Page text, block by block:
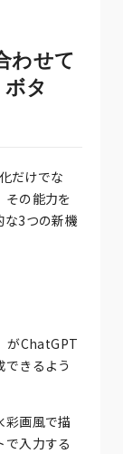
わせて
タ
だけでな
その能力を
な3つの新機
がChatGPT
できるよう
彩画風で描
入力する